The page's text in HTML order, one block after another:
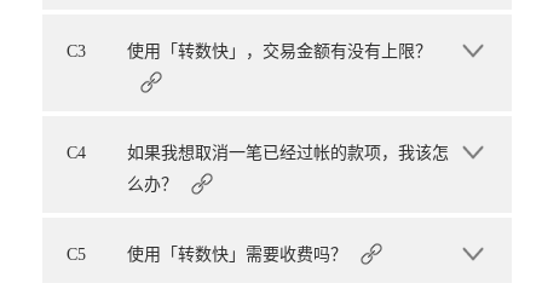
C3 使用「转数快」，交易金额有没有上限？
C4
如果我想取消一笔已经过帐的款项，我该怎
么办？
C5 使用「转数快」需要收费吗？